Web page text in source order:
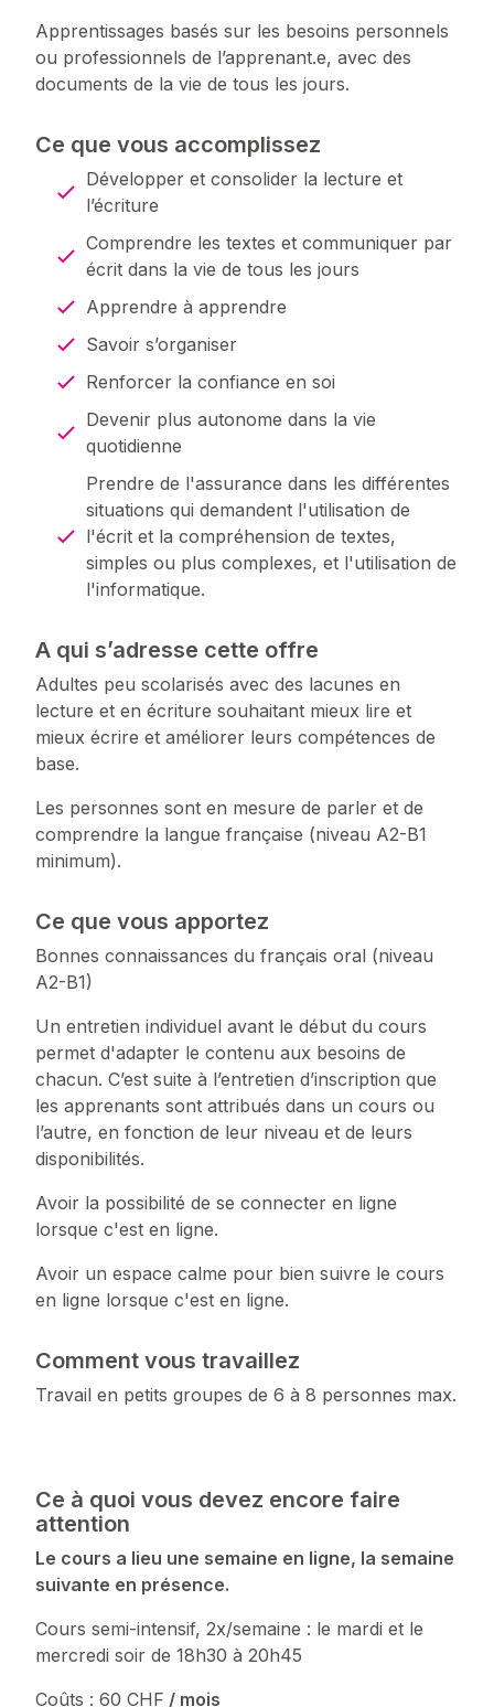
Apprentissages basés sur les besoins personnels
ou professionnels de l’apprenant.e, avec des
documents de la vie de tous les jours.
Ce que vous accomplissez
Développer et consolider la lecture et
l’écriture
Comprendre les textes et communiquer par
écrit dans la vie de tous les jours
Apprendre à apprendre
Savoir s’organiser
Renforcer la confiance en soi
Devenir plus autonome dans la vie
quotidienne
Prendre de l'assurance dans les différentes
situations qui demandent l'utilisation de
l'écrit et la compréhension de textes,
simples ou plus complexes, et l'utilisation de
l'informatique.
A qui s’adresse cette offre
Adultes peu scolarisés avec des lacunes en
lecture et en écriture souhaitant mieux lire et
mieux écrire et améliorer leurs compétences de
base.
Les personnes sont en mesure de parler et de
comprendre la langue française (niveau A2-B1
minimum).
Ce que vous apportez
Bonnes connaissances du français oral (niveau
A2-B1)
Un entretien individuel avant le début du cours
permet d'adapter le contenu aux besoins de
chacun. C’est suite à l’entretien d’inscription que
les apprenants sont attribués dans un cours ou
l’autre, en fonction de leur niveau et de leurs
disponibilités.
Avoir la possibilité de se connecter en ligne
lorsque c'est en ligne.
Avoir un espace calme pour bien suivre le cours
en ligne lorsque c'est en ligne.
Comment vous travaillez
Travail en petits groupes de 6 à 8 personnes max.
Ce à quoi vous devez encore faire
attention
Le cours a lieu une semaine en ligne, la semaine
suivante en présence.
Cours semi-intensif, 2x/semaine : le mardi et le
mercredi soir de 18h30 à 20h45
Coûts : 60 CHF / mois